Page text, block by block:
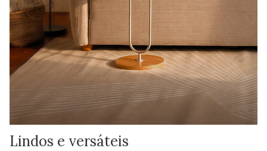
Lindos e versáteis